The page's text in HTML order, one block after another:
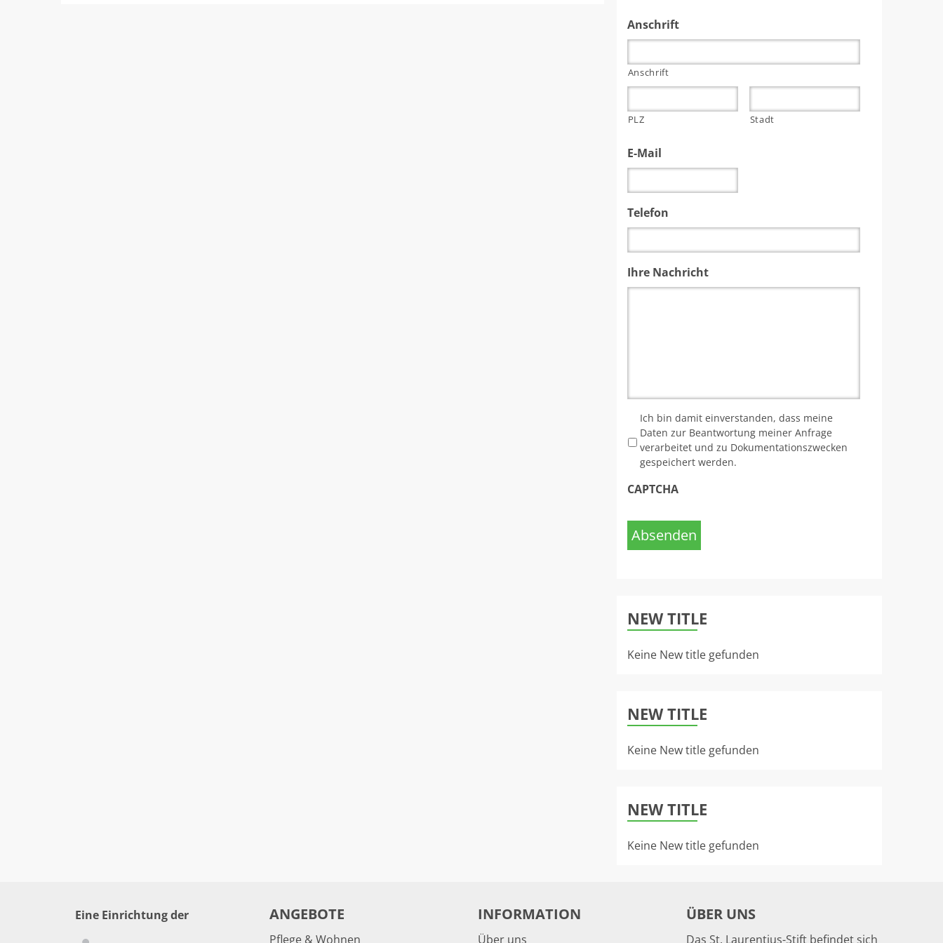
Anschrift
Anschrift
PLZ Stadt
E-Mail
Telefon
Ihre Nachricht
Ich bin damit einverstanden, dass meine
Daten zur Beantwortung meiner Anfrage
verarbeitet und zu Dokumentationszwecken
gespeichert werden.
CAPTCHA
Absenden
NEW TITLE
Keine New title gefunden
NEW TITLE
Keine New title gefunden
NEW TITLE
Keine New title gefunden
Eine Einrichtung der ANGEBOTE
Pflege & Wohnen
INFORMATION
Über uns
ÜBER UNS
Das St. Laurentius-Stift befindet sich